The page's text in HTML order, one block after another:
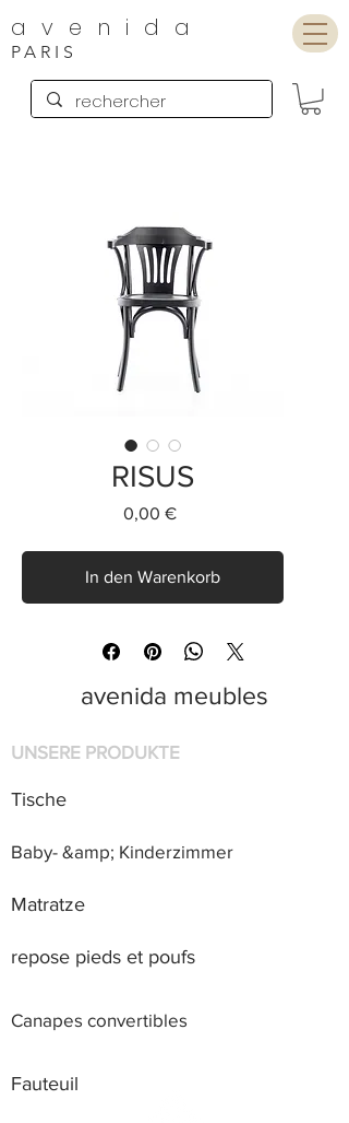
avenida
PARIS
RISUS
0,00 €Preis
In den Warenkorb
avenida meubles
UNSERE PRODUKTE
Tische
Baby- &amp; Kinderzimmer
Matratze
repose pieds et poufs
Canapes convertibles
Fauteuil